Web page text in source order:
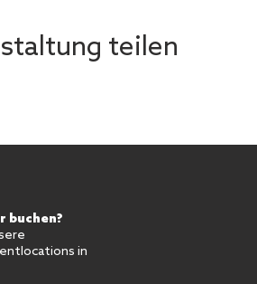
teilen
buchen?
in